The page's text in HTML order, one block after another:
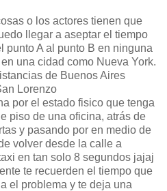
o los actores tienen que
llegar a aseptar el tiempo
punto A al punto B en ninguna
una cidad como Nueva York.
de Buenos Aires
Lorenzo
por el estado fisico que tenga
piso de una oficina, atrás de
y pasando por en medio de
volver desde la calle a
en tan solo 8 segundos jajaj
te recuerden el tiempo que
el problema y te deja una